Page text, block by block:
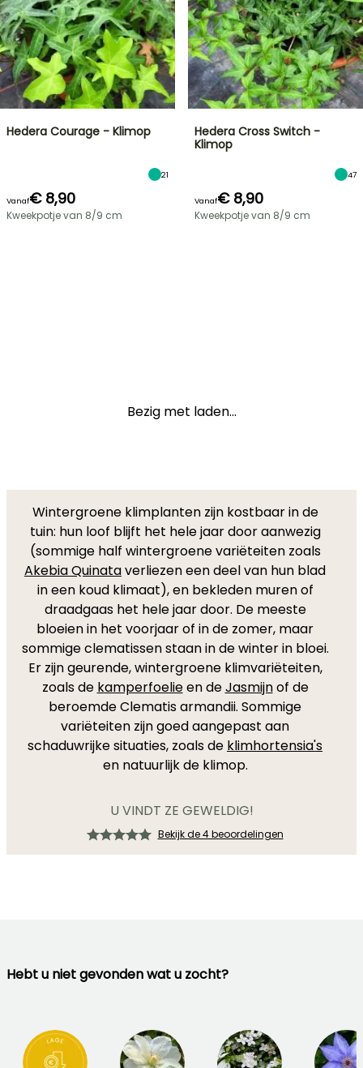
Hedera Courage - Klimop
21
Vanaf€ 8,90
Kweekpotje van 8/9 cm
Hedera Cross Switch -
Klimop
47
Vanaf€ 8,90
Kweekpotje van 8/9 cm
Bezig met laden...
Wintergroene klimplanten zijn kostbaar in de
tuin: hun loof blijft het hele jaar door aanwezig
(sommige half wintergroene variëteiten zoals
Akebia Quinataverliezen een deel van hun blad
in een koud klimaat), en bekleden muren of
draadgaas het hele jaar door. De meeste
bloeien in het voorjaar of in de zomer, maar
sommige clematissen staan in de winter in bloei.
Er zijn geurende, wintergroene klimvariëteiten,
zoals de kamperfoelieen deJasmijnof de
beroemde Clematis armandii. Sommige
variëteiten zijn goed aangepast aan
schaduwrijke situaties, zoals de klimhortensia's
en natuurlijk de klimop.
U VINDT ZE GEWELDIG!
Bekijk de 4 beoordelingen
Hebt u niet gevonden wat u zocht?